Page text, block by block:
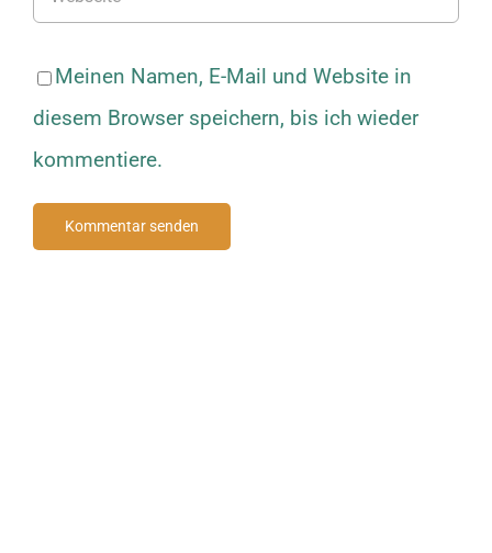
Meinen Namen, E-Mail und Website in
diesem Browser speichern, bis ich wieder
kommentiere.